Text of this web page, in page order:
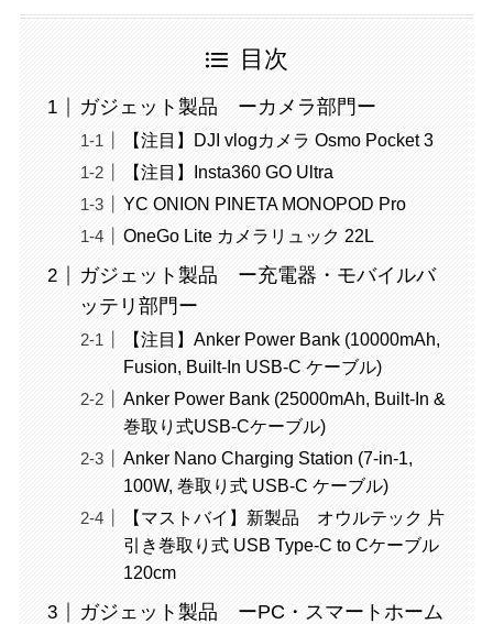
目次
ガジェット製品 ーカメラ部門ー
【注目】DJI vlogカメラ Osmo Pocket 3
【注目】Insta360 GO Ultra
YC ONION PINETA MONOPOD Pro
OneGo Lite カメラリュック 22L
ガジェット製品 ー充電器・モバイルバ
ッテリ部門ー
【注目】Anker Power Bank (10000mAh,
Fusion, Built-In USB-C ケーブル)
Anker Power Bank (25000mAh, Built-In &
巻取り式USB-Cケーブル)
Anker Nano Charging Station (7-in-1,
100W, 巻取り式 USB-C ケーブル)
【マストバイ】新製品 オウルテック 片
引き巻取り式 USB Type-C to Cケーブル
120cm
ガジェット製品 ーPC・スマートホーム